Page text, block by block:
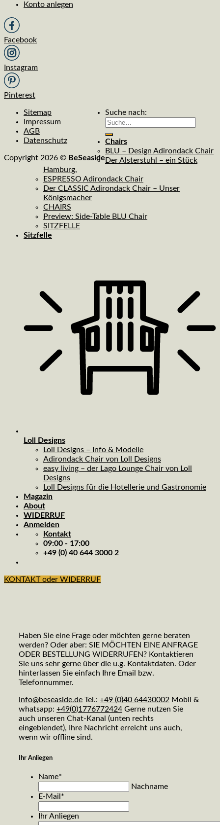
Konto anlegen
Facebook
Instagram
Pinterest
Sitemap
Impressum
AGB
Datenschutz
Copyright 2026 © BeSeaside
Suche nach:
Chairs
BLU – Design Adirondack Chair
Der Alsterstuhl – ein Stück
Hamburg.
ESPRESSO Adirondack Chair
Der CLASSIC Adirondack Chair – Unser
Königsmacher
CHAIRS
Preview: Side-Table BLU Chair
SITZFELLE
Sitzfelle
Loll Designs
Loll Designs – Info & Modelle
Adirondack Chair von Loll Designs
easy living – der Lago Lounge Chair von Loll
Designs
Loll Designs für die Hotellerie und Gastronomie
Magazin
About
WIDERRUF
Anmelden
Kontakt
09:00 - 17:00
+49 (0) 40 644 3000 2
KONTAKT oder WIDERRUF
Haben Sie eine Frage oder möchten gerne beraten
werden? Oder aber: SIE MÖCHTEN EINE ANFRAGE
ODER BESTELLUNG WIDERRUFEN? Kontaktieren
Sie uns sehr gerne über die u.g. Kontaktdaten. Oder
hinterlassen Sie einfach Ihre Email bzw.
Telefonnummer.
info@beseaside.de Tel.: +49 (0)40 64430002 Mobil &
whatsapp: +49(0)1776772424 Gerne nutzen Sie
auch unseren Chat-Kanal (unten rechts
eingeblendet), Ihre Nachricht erreicht uns auch,
wenn wir offline sind.
Ihr Anliegen
Name*
Nachname
E-Mail*
Ihr Anliegen